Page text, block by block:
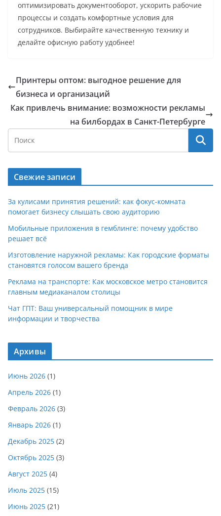
оптимизировать документооборот, ускорить рабочие
процессы и создать комфортные условия для
сотрудников. Выбирайте качественную технику и
делайте офисную работу удобнее!
Принтеры оптом: выгодное решение для
бизнеса и организаций
Как привлечь внимание: возможности рекламы
на билбордах в Санкт-Петербурге
Свежие записи
За кулисами принятия решений: как фокус-комната
помогает бизнесу слышать свою аудиторию
Мобильные приложения в гемблинге: почему удобство
решает всё
Изготовление наружной рекламы: Как городские форматы
становятся голосом вашего бренда
Реклама на транспорте: Как московское метро становится
главным медиаканалом столицы
Чат ГПТ: Ваш универсальный помощник в мире
информации и творчества
Архивы
Июнь 2026 (1)
Апрель 2026 (1)
Февраль 2026 (3)
Январь 2026 (1)
Декабрь 2025 (2)
Октябрь 2025 (3)
Август 2025 (4)
Июль 2025 (15)
Июнь 2025 (21)